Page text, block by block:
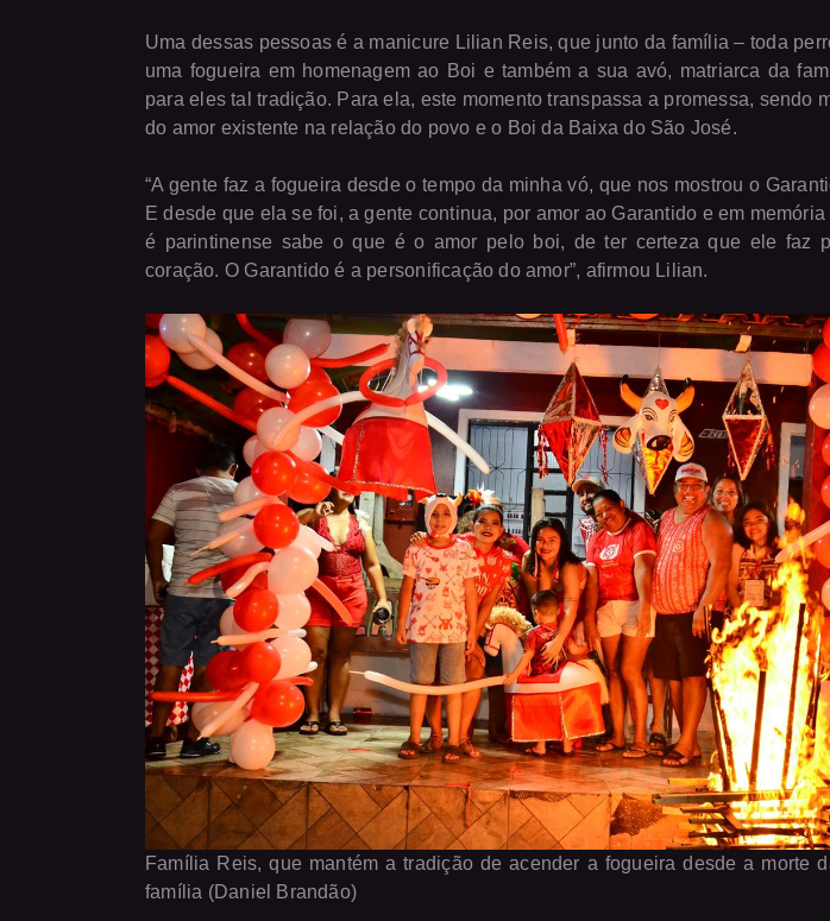
Uma dessas pessoas é a manicure Lilian Reis, que junto da família – toda
uma fogueira em homenagem ao Boi e também a sua avó, matriarca da
para eles tal tradição. Para ela, este momento transpassa a promessa, sendo
do amor existente na relação do povo e o Boi da Baixa do São José.
“A gente faz a fogueira desde o tempo da minha vó, que nos mostrou o
E desde que ela se foi, a gente continua, por amor ao Garantido e em
é parintinense sabe o que é o amor pelo boi, de ter certeza que ele faz
coração. O Garantido é a personificação do amor”, afirmou Lilian.
Família Reis, que mantém a tradição de acender a fogueira desde a morte
família (Daniel Brandão)